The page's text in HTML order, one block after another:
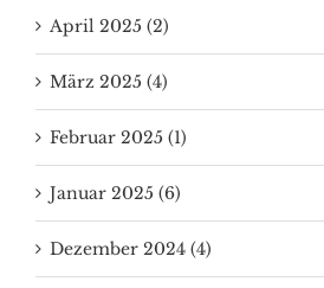
April 2025 (2)
März 2025 (4)
Februar 2025 (1)
Januar 2025 (6)
Dezember 2024 (4)